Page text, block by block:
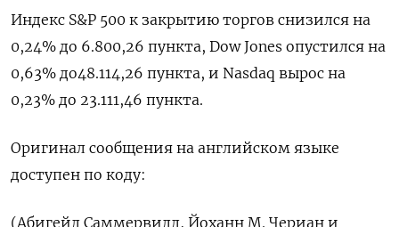
Индекс S&P 500 к закрытию торгов снизился на
0,24% до​ 6.800,26 пункта, Dow Jones опустился на
0,63% до​ 48.114,26 пункта, и Nasdaq вырос на
0,23% до​ 23.111,46 пункта.
Оригинал сообщения на английском языке
доступен по коду:
(Абигейл Саммервилл, Йоханн М. Чериан и